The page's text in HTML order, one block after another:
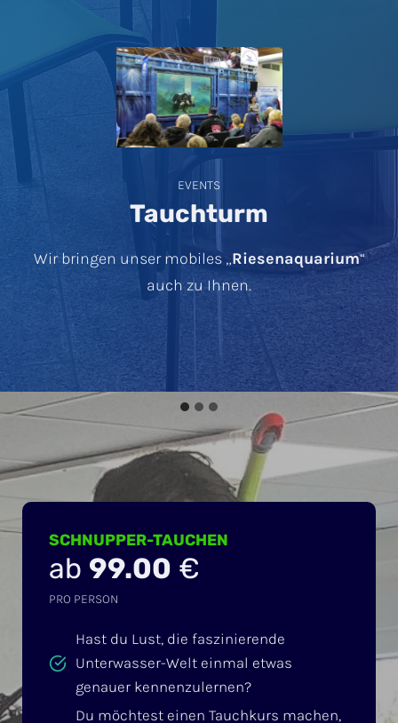
EVENTS
Tauchturm
Wir bringen unser mobiles „Riesenaquarium“
auch zu Ihnen.
SCHNUPPER-TAUCHEN
ab 99.00 €
PRO PERSON
Hast du Lust, die faszinierende
Unterwasser-Welt einmal etwas
genauer kennenzulernen?
Du möchtest einen Tauchkurs machen,